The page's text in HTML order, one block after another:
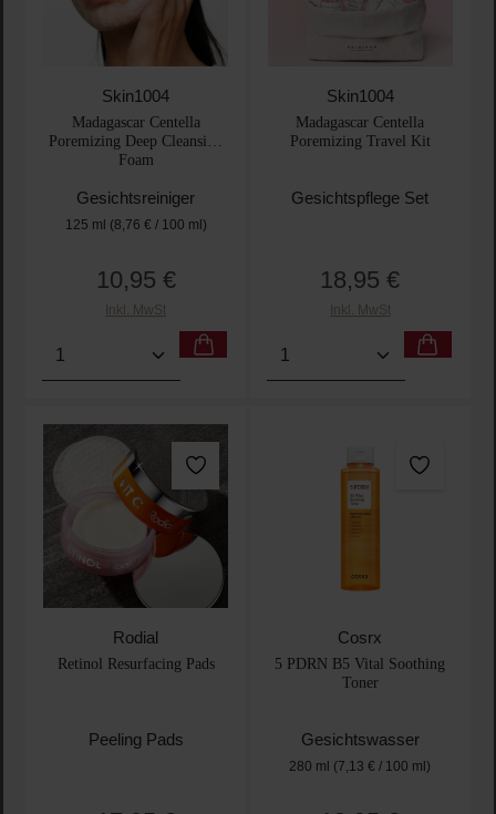
Skin1004
Madagascar Centella
Poremizing Deep Cleansing
Foam
Gesichtsreiniger
125 ml (8,76 € / 100 ml)
Regulärer Preis:
10,95 €
Inkl. MwSt
Produkt Anzahl: Gib den gewünschten Wert ein
Skin1004
Madagascar Centella
Poremizing Travel Kit
Gesichtspflege Set
Regulärer Preis:
18,95 €
Inkl. MwSt
Produkt Anzahl: Gib
Rodial
Retinol Resurfacing Pads
Peeling Pads
Cosrx
5 PDRN B5 Vital Soothing
Toner
Gesichtswasser
280 ml (7,13 € / 100 ml)